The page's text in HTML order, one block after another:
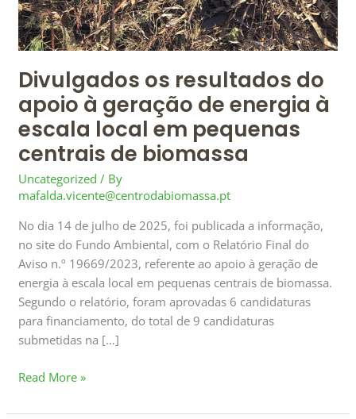
Divulgados os resultados do
apoio à geração de energia à
escala local em pequenas
centrais de biomassa
Uncategorized / By
mafalda.vicente@centrodabiomassa.pt
No dia 14 de julho de 2025, foi publicada a informação,
no site do Fundo Ambiental, com o Relatório Final do
Aviso n.º 19669/2023, referente ao apoio à geração de
energia à escala local em pequenas centrais de biomassa.
Segundo o relatório, foram aprovadas 6 candidaturas
para financiamento, do total de 9 candidaturas
submetidas na […]
à
escala
local
em
pequenas
centrais
de
biomassa
Read More »